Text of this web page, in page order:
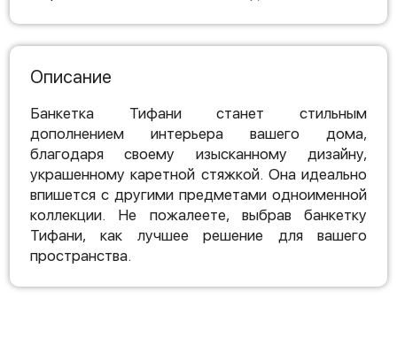
Описание
Банкетка Тифани станет стильным
дополнением интерьера вашего дома,
благодаря своему изысканному дизайну,
украшенному каретной стяжкой. Она идеально
впишется с другими предметами одноименной
коллекции. Не пожалеете, выбрав банкетку
Тифани, как лучшее решение для вашего
пространства.